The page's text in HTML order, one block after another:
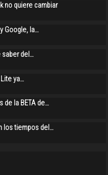
no quiere cambiar
Google, la…
saber del…
ya…
de la BETA de…
los tiempos del…